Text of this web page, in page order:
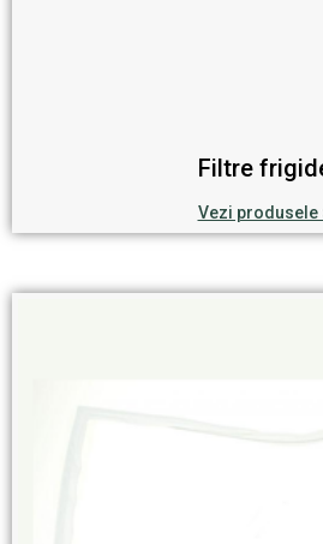
Filtre
Vezi produsele